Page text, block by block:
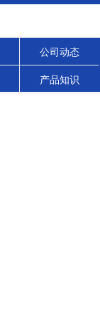
公司动态
产品知识